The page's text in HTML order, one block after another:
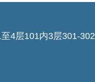
4层101内3层301-302